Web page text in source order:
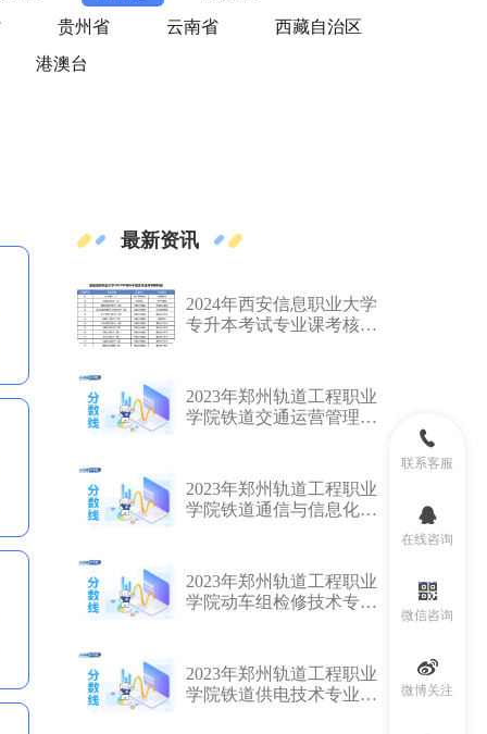
联系客服
在线咨询
微信咨询
微博关注
贵州省 云南省
西藏自治区
港澳台
最新资讯
2024年西安信息职业大学
专升本考试专业课考核科
2023年郑州轨道工程职业
学院铁道交通运营管理专
2023年郑州轨道工程职业
学院铁道通信与信息化技
表
2023年郑州轨道工程职业
学院动车组检修技术专业
2023年郑州轨道工程职业
学院铁道供电技术专业专